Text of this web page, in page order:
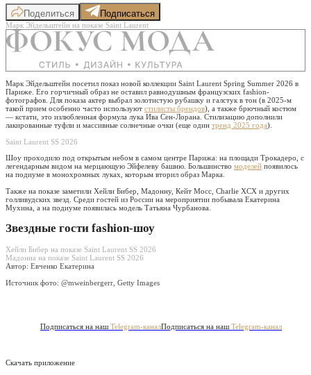
Поделиться Подписаться
Марк Эйдельштейн на показе Saint Laurent
Марк Эйдельштейн посетил показ новой коллекции Saint Laurent Spring Summer 2026 в
Париже. Его горчичный образ не оставил равнодушным французских fashion-
фотографов. Для показа актер выбрал золотистую рубашку и галстук в тон (в 2025-м
такой прием особенно часто используют стилисты брендов), а также брючный костюм
— кстати, это излюбленная формула лука Ива Сен-Лорана. Стилизацию дополнили
лакированные туфли и массивные солнечные очки (еще один тренд 2025 года).
Saint Laurent SS 2026
Шоу проходило под открытым небом в самом центре Парижа: на площади Трокадеро, с
легендарным видом на мерцающую Эйфелеву башню. Большинство моделей появилось
на подиуме в монохромных луках, которым вторил образ Марка.
Также на показе заметили Хейли Бибер, Мадонну, Кейт Мосс, Charlie XCX и других
голливудских звезд. Среди гостей из России на мероприятии побывала Екатерина
Мухина, а на подиуме появилась модель Татьяна Чурбанова.
Звездные гости fashion-шоу
Хейли Бибер на показе Saint Laurent SS 2026
Мадонна на показе Saint Laurent SS 2026
Автор: Евченко Екатерина
Источник фото: @mweinbergerr, Getty Images
Подписаться на наш Telegram-каналПодписаться на наш Telegram-канал
Скачать приложение